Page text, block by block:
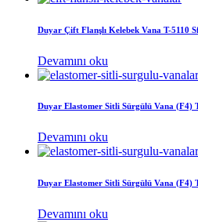
Duyar Çift Flanşlı Kelebek Vana T-5110
Devamını oku
Duyar Elastomer Sitli Sürgülü Vana (F4)
Devamını oku
Duyar Elastomer Sitli Sürgülü Vana (F4)
Devamını oku